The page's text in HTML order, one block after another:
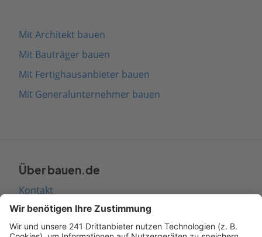
Mit Architekt bauen
Mit Bauträger bauen
Mit Fertighausanbieter bauen
Mit Generalunternehmer bauen
Über bauen.de
Kontakt
Seitenaufbau
Barrierefreiheit